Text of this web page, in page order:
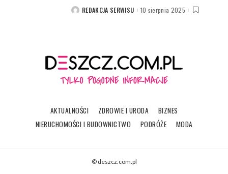
POSTEDREDAKCJA SERWISU 10 sierpnia 2025
AKTUALNOŚCI ZDROWIE I URODA
BIZNES
NIERUCHOMOŚCI I BUDOWNICTWO
PODRÓŻE MODA
© deszcz.com.pl